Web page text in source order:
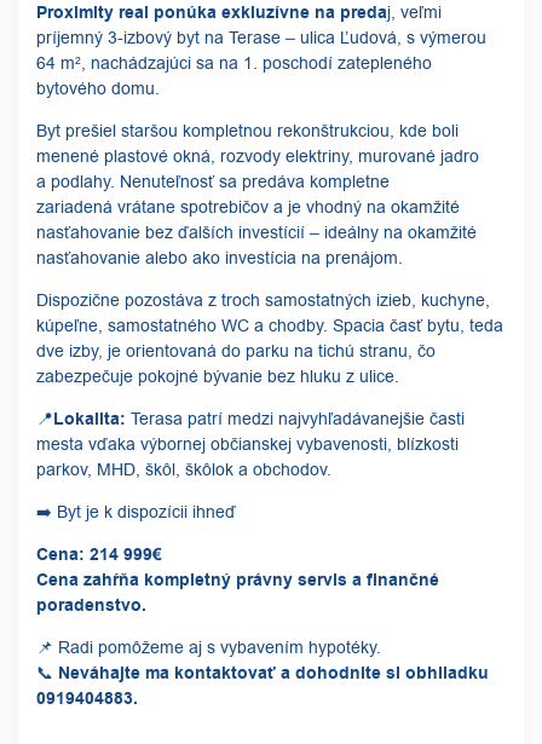
Proximity real ponúka exkluzívne na predaj, veľmi
príjemný 3-izbový byt na Terase – ulica Ľudová, s výmerou
64 m², nachádzajúci sa na 1. poschodí zatepleného
bytového domu.
Byt prešiel staršou kompletnou rekonštrukciou, kde boli
menené plastové okná, rozvody elektriny, murované jadro
a podlahy. Nenuteľnosť sa predáva kompletne
zariadená vrátane spotrebičov a je vhodný na okamžité
nasťahovanie bez ďalších investícií – ideálny na okamžité
nasťahovanie alebo ako investícia na prenájom.
Dispozične pozostáva z troch samostatných izieb, kuchyne,
kúpeľne, samostatného WC a chodby. Spacia časť bytu, teda
dve izby, je orientovaná do parku na tichú stranu, čo
zabezpečuje pokojné bývanie bez hluku z ulice.
📍Lokalita: Terasa patrí medzi najvyhľadávanejšie časti
mesta vďaka výbornej občianskej vybavenosti, blízkosti
parkov, MHD, škôl, škôlok a obchodov.
➡️ Byt je k dispozícii ihneď
Cena: 214 999€
Cena zahŕňa kompletný právny servis a finančné
poradenstvo.
📌 Radi pomôžeme aj s vybavením hypotéky.
📞 Neváhajte ma kontaktovať a dohodnite si obhliadku
0919404883.